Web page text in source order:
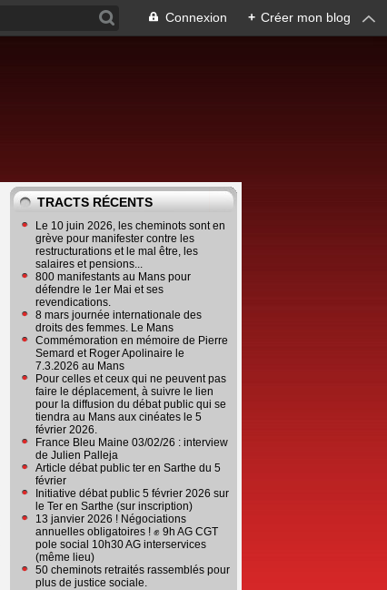
Connexion + Créer mon blog
TRACTS RÉCENTS
Le 10 juin 2026, les cheminots sont en
grève pour manifester contre les
restructurations et le mal être, les
salaires et pensions...
800 manifestants au Mans pour
défendre le 1er Mai et ses
revendications.
8 mars journée internationale des
droits des femmes. Le Mans
Commémoration en mémoire de Pierre
Semard et Roger Apolinaire le
7.3.2026 au Mans
Pour celles et ceux qui ne peuvent pas
faire le déplacement, à suivre le lien
pour la diffusion du débat public qui se
tiendra au Mans aux cinéates le 5
février 2026.
France Bleu Maine 03/02/26 : interview
de Julien Palleja
Article débat public ter en Sarthe du 5
février
Initiative débat public 5 février 2026 sur
le Ter en Sarthe (sur inscription)
13 janvier 2026 ! Négociations
annuelles obligatoires ! ✊ 9h AG CGT
pole social 10h30 AG interservices
(même lieu)
50 cheminots retraités rassemblés pour
plus de justice sociale.